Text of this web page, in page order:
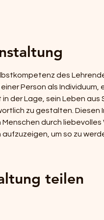
des
Person als
in der Lage, sein Leben
zu gestalten. Diesen
durch liebevolles
um so zu
teilen